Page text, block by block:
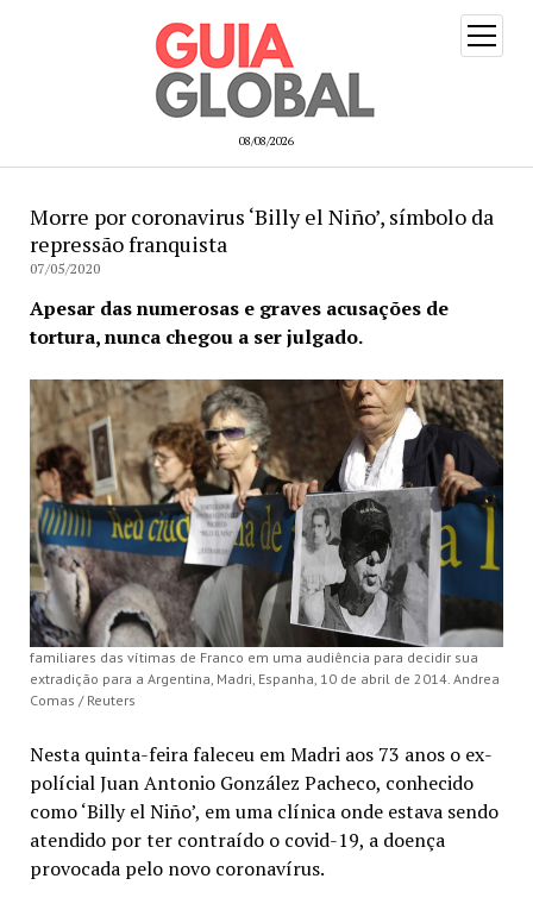
08/08/2026
open
menu
Morre por coronavirus ‘Billy el Niño’, símbolo da
repressão franquista
07/05/2020
Apesar das numerosas e graves acusações de
tortura, nunca chegou a ser julgado.
familiares das vítimas de Franco em uma audiência para decidir sua
extradição para a Argentina, Madri, Espanha, 10 de abril de 2014. Andrea
Comas / Reuters
Nesta quinta-feira faleceu em Madri aos 73 anos o ex-
polícial Juan Antonio González Pacheco, conhecido
como ‘Billy el Niño’, em uma clínica onde estava sendo
atendido por ter contraído o covid-19, a doença
provocada pelo novo coronavírus.